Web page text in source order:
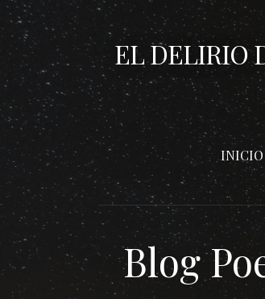
Saltar
al
contenido
EL DELIRIO
INICIO
Blog